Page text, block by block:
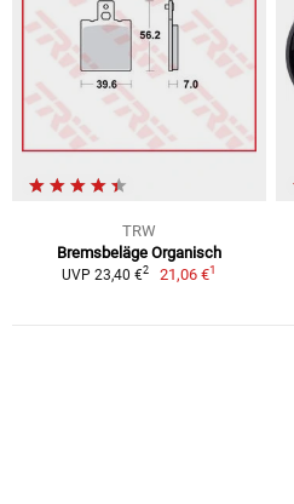
TRW
Bremsbeläge Organisch
UVP 23,40 €2 21,06 €1